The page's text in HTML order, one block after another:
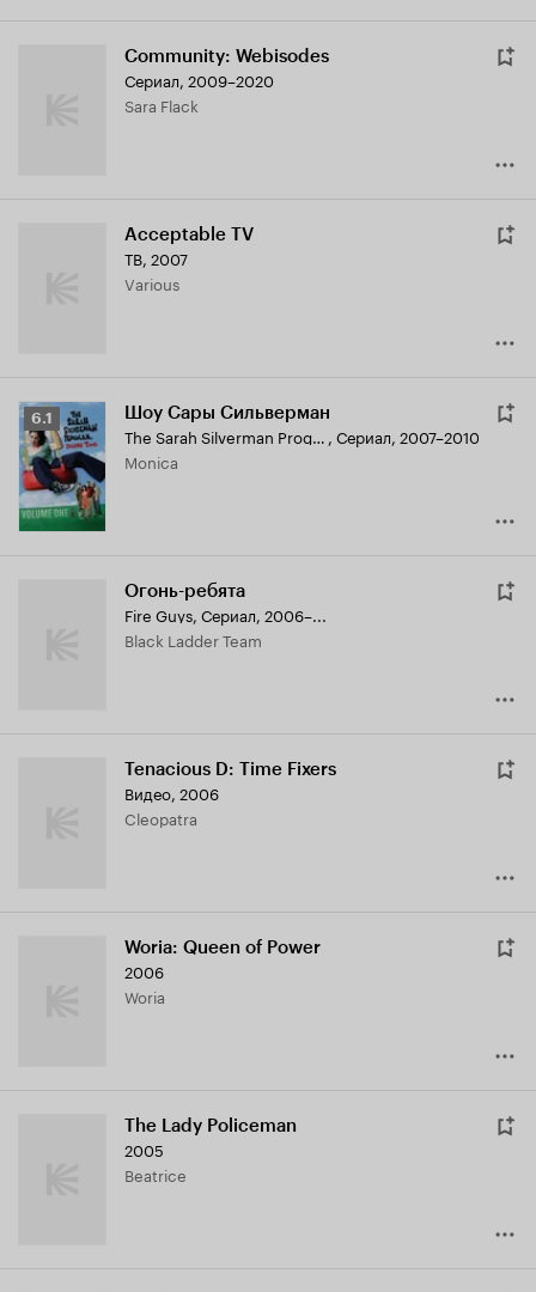
Community: Webisodes
Сериал, 2009–2020
Sara Flack
Acceptable TV
ТВ, 2007
Various
Рейтинг
Кинопоиска
6.1
6.1 Шоу Сары Сильверман
The Sarah Silverman Program. , Сериал, 2007–2010
Monica
Огонь-ребята
Fire Guys, Сериал, 2006–...
Black Ladder Team
Tenacious D: Time Fixers
Видео, 2006
Cleopatra
Woria: Queen of Power
2006
Woria
The Lady Policeman
2005
Beatrice